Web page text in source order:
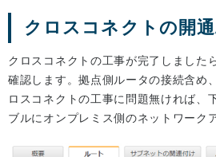
クロスコネクトの開
クロスコネクトの工事が完了しました
確認します。拠点側ルータの接続含め
ロスコネクトの工事に問題無ければ、
ブルにオンプレミス側のネットワーク